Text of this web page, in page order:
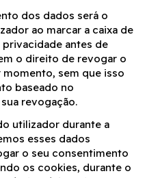
dos dados será o
ao marcar a caixa de
antes de
o direito de revogar o
sem que isso
baseado no
revogação.
utilizador durante a
esses dados
o seu consentimento
os cookies, durante o